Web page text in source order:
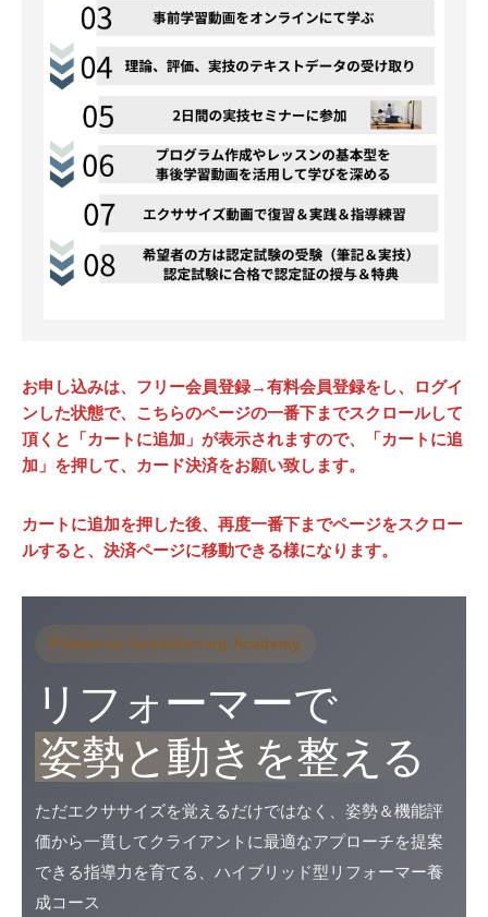
お申し込みは、フリー会員登録→有料会員登録をし、ログイ
ンした状態で、こちらのページの一番下までスクロールして
頂くと「カートに追加」が表示されますので、「カートに追
加」を押して、カード決済をお願い致します。
カートに追加を押した後、再度一番下までページをスクロー
ルすると、決済ページに移動できる様になります。
Pilates as Conditioning Academy
リフォーマーで
姿勢と動きを整える
ただエクササイズを覚えるだけではなく、姿勢＆機能評
価から一貫してクライアントに最適なアプローチを提案
できる指導力を育てる、ハイブリッド型リフォーマー養
成コース